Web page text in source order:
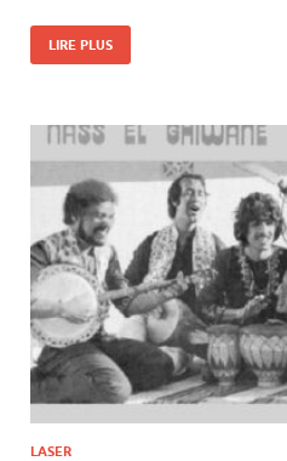
LIRE PLUS
LASER